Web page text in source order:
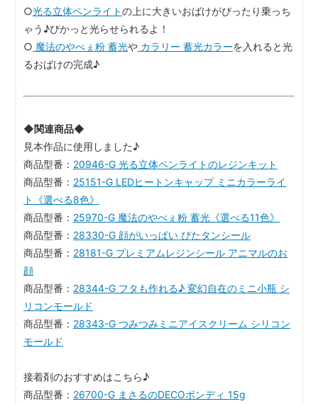
○光る立体ペンライトの上に大きいおばけがぴったり乗っち
ゃう♪ぴかっと光らせられるよ！
○ 魔法のやべぇ粉 蓄光や カラリー 蓄光カラーを入れると光
るおばけの完成♪
◆関連商品◆
見本作品に使用しました♪
商品型番： 20946-G 光る立体ペンライトのレジンキット
商品型番： 25151-G LEDヒートンキャップ ミニカラーライ
ト《選べる8色》
商品型番： 25970-G 魔法のやべぇ粉 蓄光《選べる11色》
商品型番： 28330-G 顔がいっぱい ぴたタンシール
商品型番： 28181-G プレミアムレジンシール アニマルのお
顔
商品型番： 28344-G フタも作れる♪ 変幻自在のミニ小瓶 シ
リコンモールド
商品型番： 28343-G つみつみミニアイスクリーム シリコン
モールド
接着剤のおすすめはこちら♪
商品型番： 26700-G まさるのDECOボンディ 15g